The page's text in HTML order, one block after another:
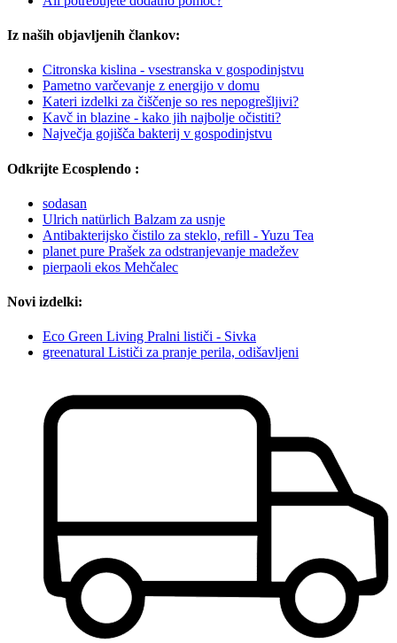
Iz naših objavljenih člankov:
Citronska kislina - vsestranska v gospodinjstvu
Pametno varčevanje z energijo v domu
Kateri izdelki za čiščenje so res nepogrešljivi?
Kavč in blazine - kako jih najbolje očistiti?
Največja gojišča bakterij v gospodinjstvu
Odkrijte Ecosplendo :
sodasan
Ulrich natürlich Balzam za usnje
Antibakterijsko čistilo za steklo, refill - Yuzu Tea
planet pure Prašek za odstranjevanje madežev
pierpaoli ekos Mehčalec
Novi izdelki:
Eco Green Living Pralni lističi - Sivka
greenatural Lističi za pranje perila, odišavljeni